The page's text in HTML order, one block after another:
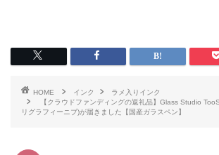
HOME インク
ラメ入りインク
【クラウドファンディングの返礼品】Glass Studio
リグラフィーニブ)が届きました【国産ガラスペン】